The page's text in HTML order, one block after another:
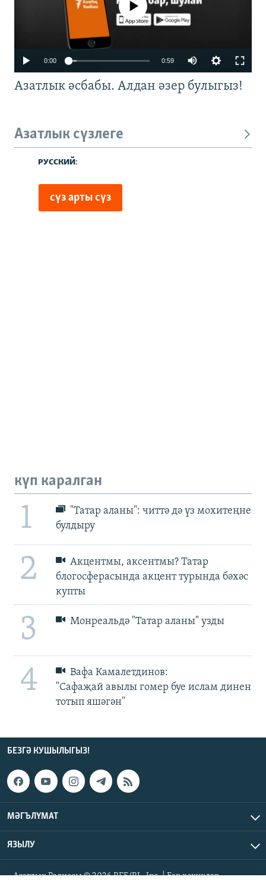
No media source currently available
0:00 0:59
Азатлык әсбабы. Алдан әзер булыгыз!
Азатлык сүзлеге
күп каралган
1
"Татар аланы": читтә дә үз мохитеңне
булдыру
2
Акцентмы, аксентмы? Татар
блогосферасында акцент турында бәхәс
купты
3 Монреальдә "Татар аланы" узды
4
Вафа Камалетдинов:
"Сафаҗай авылы гомер буе ислам динен
тотып яшәгән"
БЕЗГӘ КУШЫЛЫГЫЗ!
МӘГЪЛҮМАТ
ЯЗЫЛУ
Азатлык Радиосы © 2026 RFE/RL, Inc. | Бар хокуклар